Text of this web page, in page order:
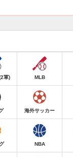
軍) MLB
海外サッカー
NBA